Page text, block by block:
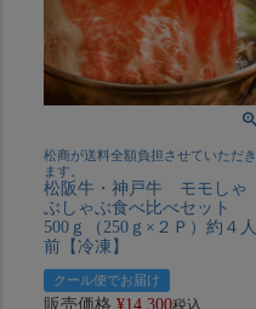
松商が送料全額負担させていただき
ます。
松阪牛・神戸牛 モモしゃ
ぶしゃぶ食べ比べセット
500ｇ（250ｇ×２Ｐ）約４人
前【冷凍】
クール便でお届け
販売価格 ¥14,300税込